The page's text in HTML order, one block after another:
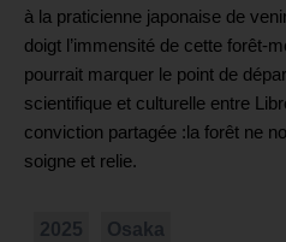
à la praticienne japonaise de
doigt l’immensité de cette forêt-
pourrait marquer le point de
scientifique et culturelle entre
conviction partagée :la forêt ne
soigne et relie.
2025 Osaka